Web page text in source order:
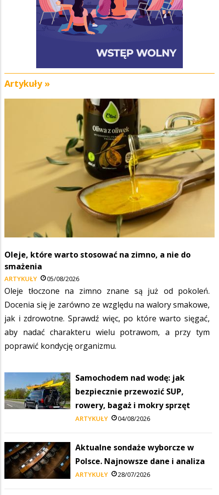
Artykuły »
Oleje, które warto stosować na zimno, a nie do
smażenia
ARTYKUŁY 05/08/2026
Oleje tłoczone na zimno znane są już od pokoleń.
Docenia się je zarówno ze względu na walory smakowe,
jak i zdrowotne. Sprawdź więc, po które warto sięgać,
aby nadać charakteru wielu potrawom, a przy tym
poprawić kondycję organizmu.
Samochodem nad wodę: jak
bezpiecznie przewozić SUP,
rowery, bagaż i mokry sprzęt
ARTYKUŁY 04/08/2026
Aktualne sondaże wyborcze w
Polsce. Najnowsze dane i analiza
ARTYKUŁY 28/07/2026